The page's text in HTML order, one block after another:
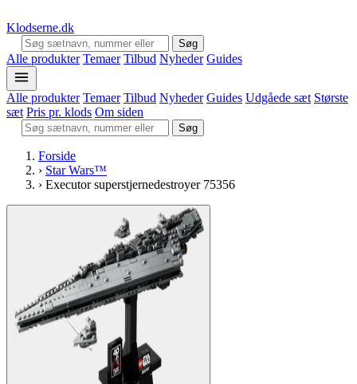
Klodserne.dk
Søg
Alle produkter Temaer Tilbud Nyheder Guides
Alle produkter Temaer Tilbud Nyheder Guides Udgåede sæt Største
sæt Pris pr. klods Om siden
Søg
Forside
› Star Wars™
› Executor superstjernedestroyer 75356